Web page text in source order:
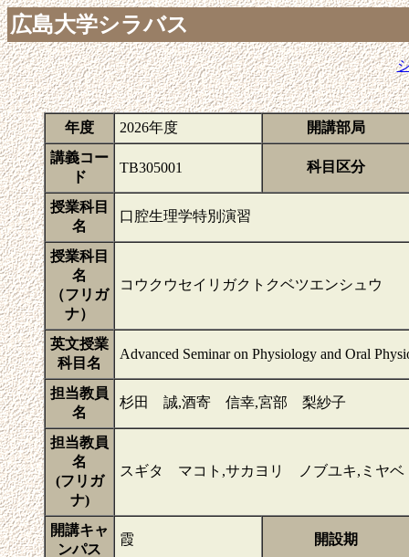
広島大学シラバス
年度 2026年度
開講部局
講義コー
ド
TB305001 科目区分
授業科目
名
口腔生理学特別演習
授業科目
名
（フリガ
ナ）
コウクウセイリガクトクベツエンシュウ
英文授業
科目名
Advanced Seminar on Physiology and Oral
担当教員
名
杉田 誠,酒寄 信幸,宮部 梨紗子
担当教員
名
(フリガ
ナ)
スギタ マコト,サカヨリ ノブユキ,ミヤ
開講キャ
ンパス
霞 開設期